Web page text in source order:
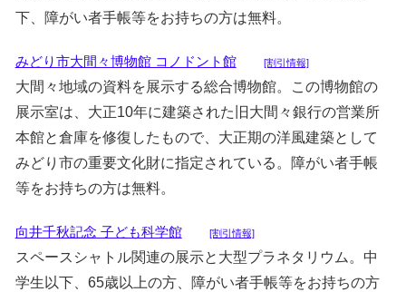
下、障がい者手帳等をお持ちの方は無料。
みどり市大間々博物館 コノドント館 [割引情報]
大間々地域の資料を展示する総合博物館。この博物館の
展示室は、大正10年に建築された旧大間々銀行の営業所
本館と倉庫を修復したもので、大正期の洋風建築として
みどり市の重要文化財に指定されている。障がい者手帳
等をお持ちの方は無料。
向井千秋記念 子ども科学館 [割引情報]
スペースシャトル関連の展示と大型プラネタリウム。中
学生以下、65歳以上の方、障がい者手帳等をお持ちの方